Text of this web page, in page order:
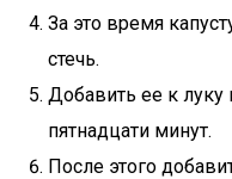
За это время
стечь.
Добавить ее к луку
пятнадцати минут.
После этого